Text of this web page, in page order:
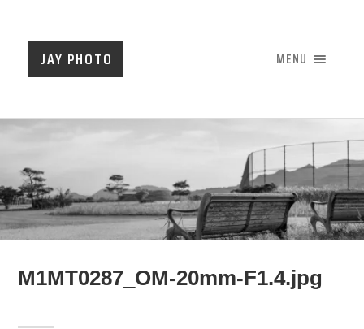
JAY PHOTO MENU
M1MT0287_OM-20mm-F1.4.jpg